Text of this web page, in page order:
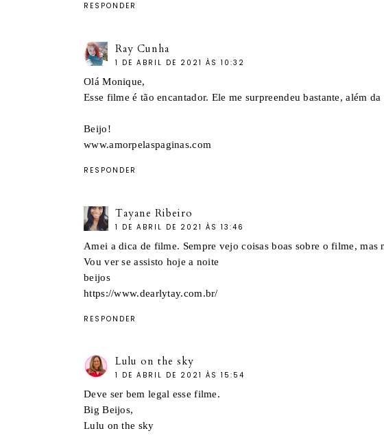
RESPONDER
Ray Cunha
1 DE ABRIL DE 2021 ÀS 10:32
Olá Monique,
Esse filme é tão encantador. Ele me surpreendeu bastante, além
Beijo!
www.amorpelaspaginas.com
RESPONDER
Tayane Ribeiro
1 DE ABRIL DE 2021 ÀS 13:46
Amei a dica de filme. Sempre vejo coisas boas sobre o filme, mas
Vou ver se assisto hoje a noite
beijos
https://www.dearlytay.com.br/
RESPONDER
Lulu on the sky
1 DE ABRIL DE 2021 ÀS 15:54
Deve ser bem legal esse filme.
Big Beijos,
Lulu on the sky